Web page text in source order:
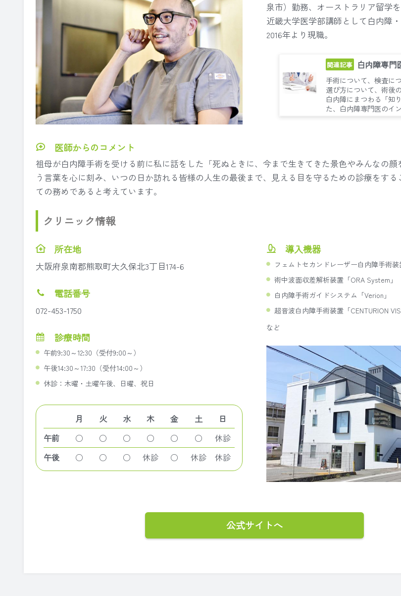
泉市）勤務、オーストラリア留学
近畿大学医学部講師として白内障
2016年より現職。
白内障専門
手術について、検査に
選び方について、術後
白内障にまつわる「知
た、白内障専門医のイ
医師からのコメント
祖母が白内障手術を受ける前に私に話をした「死ぬときに、今まで生きてきた景色やみんなの顔
う言葉を心に刻み、いつの日か訪れる皆様の人生の最後まで、見える目を守るための診療をする
ての務めであると考えています。
クリニック情報
所在地
大阪府泉南郡熊取町大久保北3丁目174-6
電話番号
072-453-1750
診療時間
午前9:30～12:30（受付9:00～）
午後14:30～17:30（受付14:00～）
休診：木曜・土曜午後、日曜、祝日
月 火 水 木 金 土
日
午前
○ ○ ○ ○ ○ ○
休診
午後
○ ○ ○ 休診 ○ 休診 休診
導入機器
フェムトセカンドレーザー白内障手術装
術中波面収差解析装置「ORA System」
白内障手術ガイドシステム「Verion」
超音波白内障手術装置「CENTURION
など
公式サイトへ